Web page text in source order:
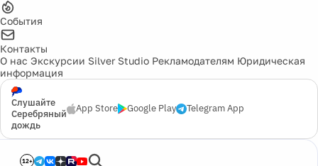
События
Контакты
О нас Экскурсии Silver Studio Рекламодателям Юридическая
информация
Слушайте
Серебряный
дождь
App Store Google Play Telegram App
12+